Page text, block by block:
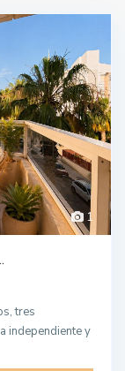
1
tres
independiente y